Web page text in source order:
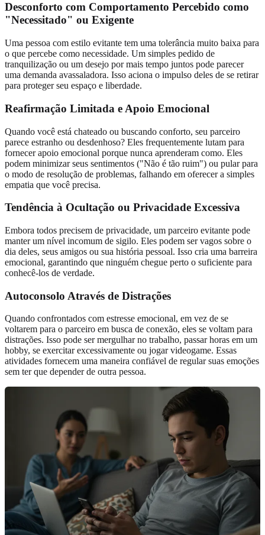
Desconforto com Comportamento Percebido como
"Necessitado" ou Exigente
Uma pessoa com estilo evitante tem uma tolerância muito baixa para
o que percebe como necessidade. Um simples pedido de
tranquilização ou um desejo por mais tempo juntos pode parecer
uma demanda avassaladora. Isso aciona o impulso deles de se retirar
para proteger seu espaço e liberdade.
Reafirmação Limitada e Apoio Emocional
Quando você está chateado ou buscando conforto, seu parceiro
parece estranho ou desdenhoso? Eles frequentemente lutam para
fornecer apoio emocional porque nunca aprenderam como. Eles
podem minimizar seus sentimentos ("Não é tão ruim") ou pular para
o modo de resolução de problemas, falhando em oferecer a simples
empatia que você precisa.
Tendência à Ocultação ou Privacidade Excessiva
Embora todos precisem de privacidade, um parceiro evitante pode
manter um nível incomum de sigilo. Eles podem ser vagos sobre o
dia deles, seus amigos ou sua história pessoal. Isso cria uma barreira
emocional, garantindo que ninguém chegue perto o suficiente para
conhecê-los de verdade.
Autoconsolo Através de Distrações
Quando confrontados com estresse emocional, em vez de se
voltarem para o parceiro em busca de conexão, eles se voltam para
distrações. Isso pode ser mergulhar no trabalho, passar horas em um
hobby, se exercitar excessivamente ou jogar videogame. Essas
atividades fornecem uma maneira confiável de regular suas emoções
sem ter que depender de outra pessoa.